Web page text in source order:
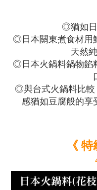
◎猶如
◎日本關東煮食材用
天然
◎日本火鍋料鍋物餡
◎與台式火鍋料比較
感猶如豆腐般的享
《